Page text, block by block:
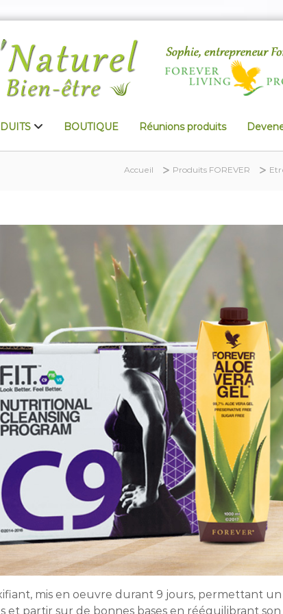
BOUTIQUE Réunions produits
Accueil Produits FOREVER
mis en oeuvre durant 9 jours, permettant un
partir sur de bonnes bases en rééquilibrant